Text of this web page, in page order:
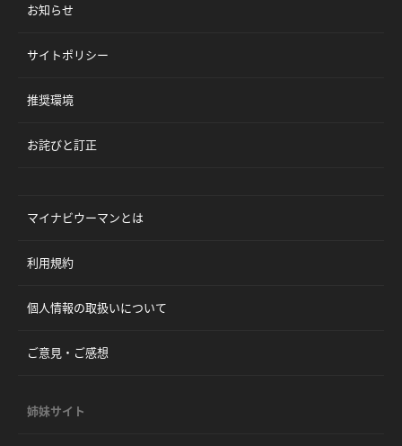
お知らせ
サイトポリシー
推奨環境
お詫びと訂正
マイナビウーマンとは
利用規約
個人情報の取扱いについて
ご意見・ご感想
姉妹サイト